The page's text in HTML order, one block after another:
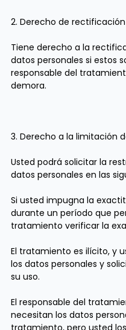
2. Derecho de rectificación
Tiene derecho a la
datos personales si estos
responsable del
demora.
3. Derecho a la limitación
Usted podrá solicitar la
datos personales en las
Si usted impugna la
durante un período que
tratamiento verificar la
El tratamiento es ilícito, y
los datos personales y
su uso.
El responsable del
necesitan los datos